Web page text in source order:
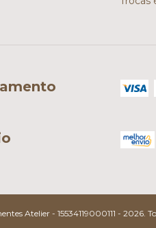
Atelier - 15534119000111 - 2026.